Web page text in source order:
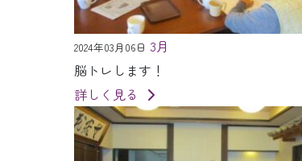
2024年03月06日 3月
脳トレします！
詳しく見る